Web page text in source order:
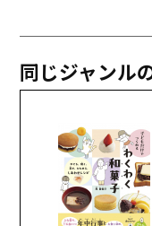
同じジャンル